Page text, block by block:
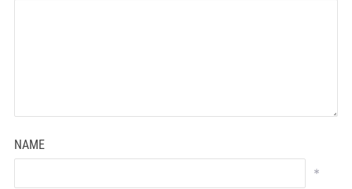
NAME
*